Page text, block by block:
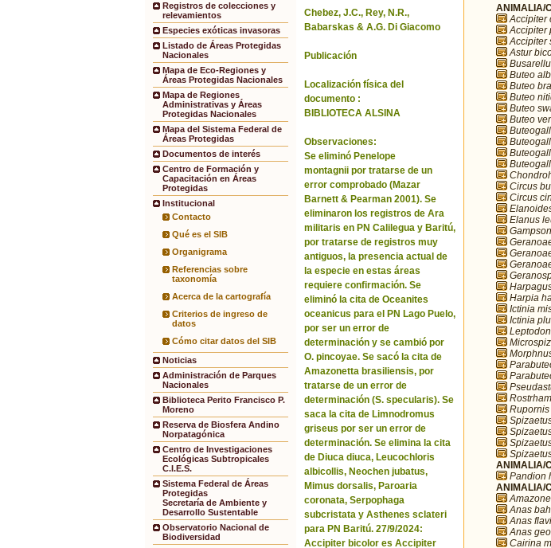
Registros de colecciones y
relevamientos
Especies exóticas invasoras
Listado de Áreas Protegidas
Nacionales
Mapa de Eco-Regiones y
Áreas Protegidas Nacionales
Mapa de Regiones
Administrativas y Áreas
Protegidas Nacionales
Mapa del Sistema Federal de
Áreas Protegidas
Documentos de interés
Centro de Formación y
Capacitación en Áreas
Protegidas
Institucional
Contacto
Qué es el SIB
Organigrama
Referencias sobre
taxonomía
Acerca de la cartografía
Criterios de ingreso de
datos
Cómo citar datos del SIB
Noticias
Administración de Parques
Nacionales
Biblioteca Perito Francisco P.
Moreno
Reserva de Biosfera Andino
Norpatagónica
Centro de Investigaciones
Ecológicas Subtropicales
C.I.E.S.
Sistema Federal de Áreas
Protegidas
Secretaría de Ambiente y
Desarrollo Sustentable
Observatorio Nacional de
Biodiversidad
Chebez, J.C., Rey, N.R.,
Babarskas & A.G. Di Giacomo
Publicación
Localización física del
documento :
BIBLIOTECA ALSINA
Observaciones:
Se eliminó Penelope
montagnii por tratarse de un
error comprobado (Mazar
Barnett & Pearman 2001). Se
eliminaron los registros de Ara
militaris en PN Calilegua y Baritú,
por tratarse de registros muy
antiguos, la presencia actual de
la especie en estas áreas
requiere confirmación. Se
eliminó la cita de Oceanites
oceanicus para el PN Lago Puelo,
por ser un error de
determinación y se cambió por
O. pincoyae. Se sacó la cita de
Amazonetta brasiliensis, por
tratarse de un error de
determinación (S. specularis). Se
saca la cita de Limnodromus
griseus por ser un error de
determinación. Se elimina la cita
de Diuca diuca, Leucochloris
albicollis, Neochen jubatus,
Mimus dorsalis, Paroaria
coronata, Serpophaga
subcristata y Asthenes sclateri
para PN Baritú. 27/9/2024:
Accipiter bicolor es Accipiter
ANIMALIA/
Accipiter
Accipiter
Accipiter
Astur
Buteo
Buteo
Buteo
Buteo
Buteo
Circus
Circus
Elanus
Harpia
Ictinia
Ictinia
ANIMALIA/
Pandion
ANIMALIA/
Anas
Anas
Anas
Cairina